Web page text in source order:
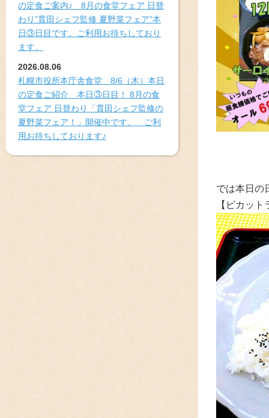
の定食ご案内♪ 8月の食堂フェア 日替
わり”貫田シェフ監修 夏野菜フェア”本
日③日目です。ご利用お待ちしており
ます。
2026.08.06
札幌市役所本庁舎食堂 8/6（木）本日
の定食ご紹介 本日③日目！ 8月の食
堂フェア 日替わり「貫田シェフ監修の
夏野菜フェア！」開催中です。 ご利
用お待ちしております♪
では本日の
【ピカッ